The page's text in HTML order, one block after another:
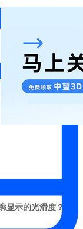
显示的光滑度？